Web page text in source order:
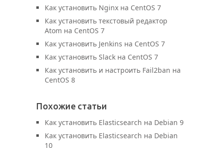
Как установить Nginx на CentOS 7
Как установить текстовый редактор
Atom на CentOS 7
Как установить Jenkins на CentOS 7
Как установить Slack на CentOS 7
Как установить и настроить Fail2ban на
CentOS 8
Похожие статьи
Как установить Elasticsearch на Debian 9
Как установить Elasticsearch на Debian
10